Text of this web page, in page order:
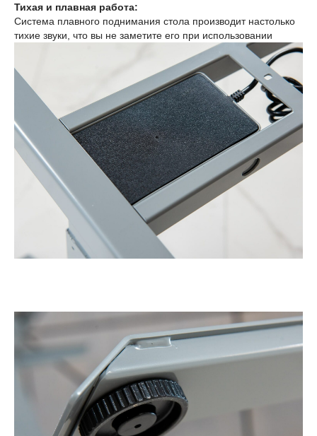
Тихая и плавная работа:
Система плавного поднимания стола производит настолько
тихие звуки, что вы не заметите его при использовании